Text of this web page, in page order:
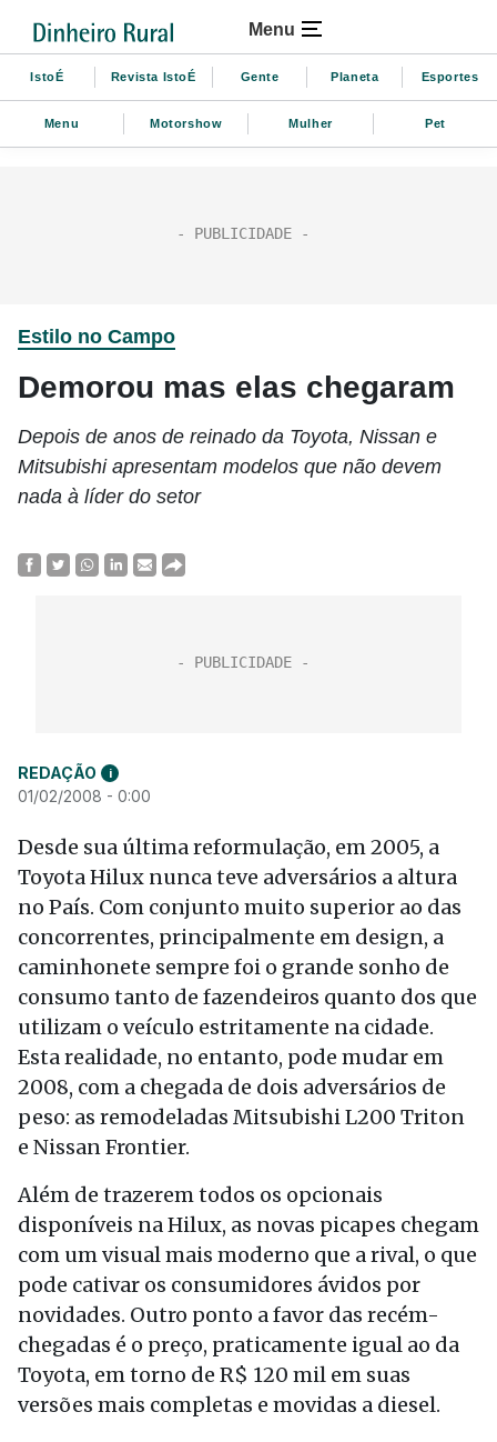
Menu
IstoÉ Revista IstoÉ Gente Planeta Esportes
Menu Motorshow Mulher Pet
Estilo no Campo
Demorou mas elas chegaram
Depois de anos de reinado da Toyota, Nissan e
Mitsubishi apresentam modelos que não devem
nada à líder do setor
REDAÇÃO i
01/02/2008 - 0:00
Desde sua última reformulação, em 2005, a
Toyota Hilux nunca teve adversários a altura
no País. Com conjunto muito superior ao das
concorrentes, principalmente em design, a
caminhonete sempre foi o grande sonho de
consumo tanto de fazendeiros quanto dos que
utilizam o veículo estritamente na cidade.
Esta realidade, no entanto, pode mudar em
2008, com a chegada de dois adversários de
peso: as remodeladas Mitsubishi L200 Triton
e Nissan Frontier.
Além de trazerem todos os opcionais
disponíveis na Hilux, as novas picapes chegam
com um visual mais moderno que a rival, o que
pode cativar os consumidores ávidos por
novidades. Outro ponto a favor das recém-
chegadas é o preço, praticamente igual ao da
Toyota, em torno de R$ 120 mil em suas
versões mais completas e movidas a diesel.